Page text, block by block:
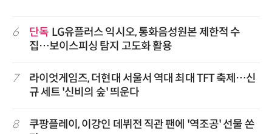
6 단독 LG유플러스 익시오, 통화음성원본 제한적 수
집…보이스피싱 탐지 고도화 활용
7
라이엇게임즈, 더현대 서울서 역대 최대 TFT 축제…신
규 세트 '신비의 숲' 띄운다
8
쿠팡플레이, 이강인 데뷔전 직관 팬에 '역조공' 선물 쏜